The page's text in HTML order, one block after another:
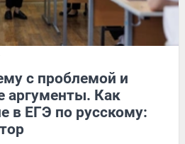
с проблемой и
аргументы. Как
в ЕГЭ по русскому: